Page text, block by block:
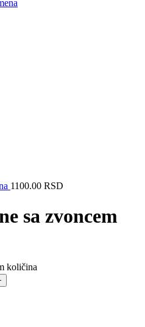
1100.00 RSD
sa zvoncem
količina